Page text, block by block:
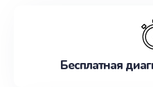
Бесплатная